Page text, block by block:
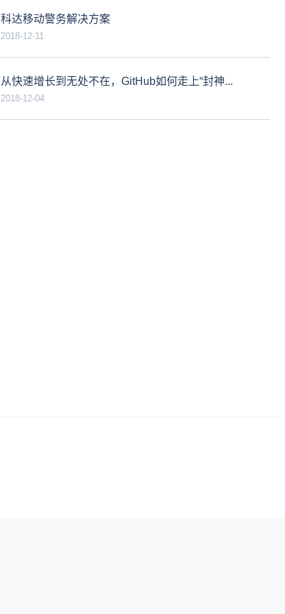
科达移动警务解决方案
2018-12-11
从快速增长到无处不在，GitHub如何走上“封神...
2018-12-04